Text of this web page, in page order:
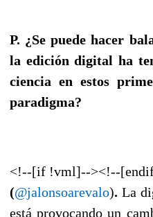
P. ¿Se puede hacer
la edición digital ha
ciencia en estos
paradigma?
<!--[if !vml]--><!--
(@jalonsoarevalo). La
está provocando un